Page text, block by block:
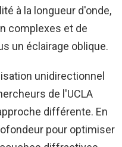
à la longueur d'onde,
complexes et de
un éclairage oblique.
unidirectionnel
de l'UCLA
différente. En
pour optimiser